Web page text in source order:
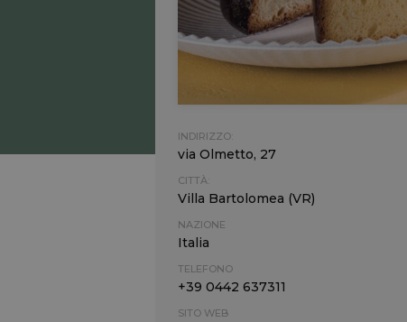
INDIRIZZO:
via Olmetto, 27
CITTÀ:
Villa Bartolomea (VR)
NAZIONE
Italia
TELEFONO
+39 0442 637311
SITO WEB